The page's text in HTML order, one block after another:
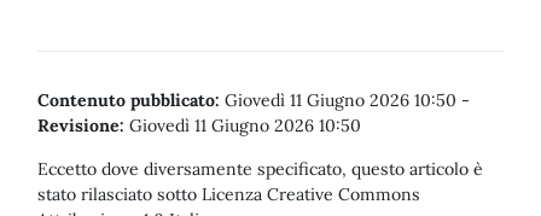
Contenuto pubblicato: Giovedì 11 Giugno 2026 10:50 -
Revisione: Giovedì 11 Giugno 2026 10:50
Eccetto dove diversamente specificato, questo articolo è
stato rilasciato sotto Licenza Creative Commons